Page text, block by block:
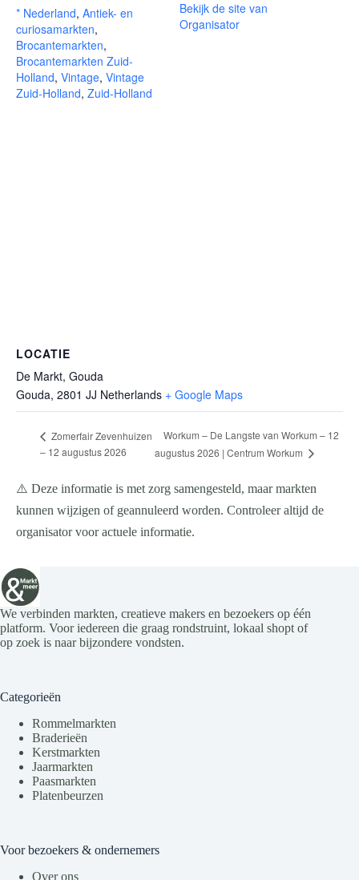
* Nederland, Antiek- en
curiosamarkten,
Brocantemarkten,
Brocantemarkten Zuid-
Holland, Vintage, Vintage
Zuid-Holland, Zuid-Holland
Bekijk de site van
Organisator
LOCATIE
De Markt, Gouda
Gouda, 2801 JJ Netherlands + Google Maps
Zomerfair Zevenhuizen
– 12 augustus 2026
Workum – De Langste van Workum – 12
augustus 2026 | Centrum Workum
⚠️ Deze informatie is met zorg samengesteld, maar markten
kunnen wijzigen of geannuleerd worden. Controleer altijd de
organisator voor actuele informatie.
We verbinden markten, creatieve makers en bezoekers op één
platform. Voor iedereen die graag rondstruint, lokaal shopt of
op zoek is naar bijzondere vondsten.
Categorieën
Rommelmarkten
Braderieën
Kerstmarkten
Jaarmarkten
Paasmarkten
Platenbeurzen
Voor bezoekers & ondernemers
Over ons